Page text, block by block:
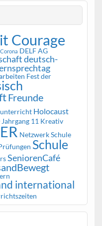
Courage
Corona DELF AG
deutsch-
Fest der
Freunde
Holocaust
Jahrgang 11 Kreativ
Netzwerk Schule
Schule
SeniorenCafé
international